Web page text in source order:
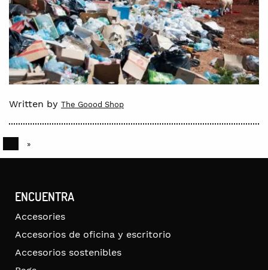
Written by The Goood Shop
»
ENCUENTRA
Accesories
Accesorios de oficina y escritorio
Accesorios sostenibles